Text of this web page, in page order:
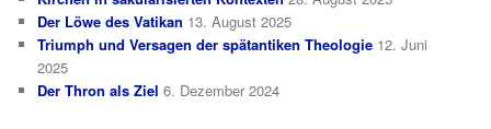
Der Löwe des Vatikan 13. August 2025
Triumph und Versagen der spätantiken Theologie 12. Juni
2025
Der Thron als Ziel 6. Dezember 2024